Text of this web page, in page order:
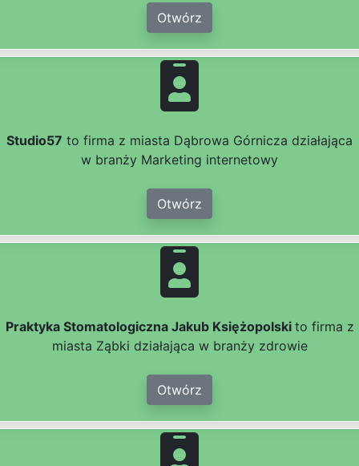
Otwórz
Studio57 to firma z miasta Dąbrowa Górnicza działająca
w branży Marketing internetowy
Otwórz
Praktyka Stomatologiczna Jakub Księżopolski to firma z
miasta Ząbki działająca w branży zdrowie
Otwórz